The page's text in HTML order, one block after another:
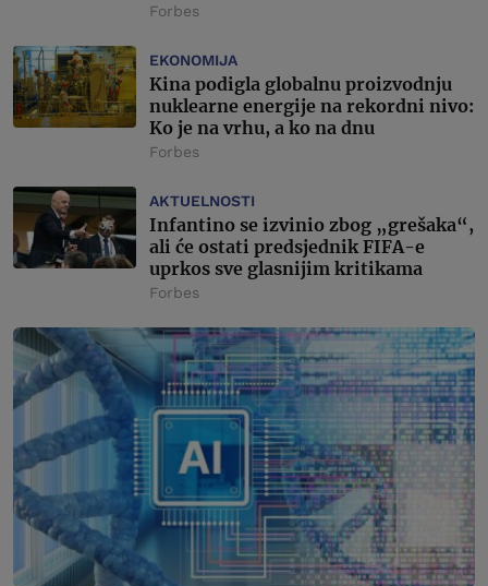
Forbes
EKONOMIJA
Kina podigla globalnu proizvodnju
nuklearne energije na rekordni nivo:
Ko je na vrhu, a ko na dnu
Forbes
AKTUELNOSTI
Infantino se izvinio zbog „grešaka“,
ali će ostati predsjednik FIFA-e
uprkos sve glasnijim kritikama
Forbes